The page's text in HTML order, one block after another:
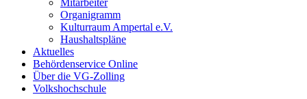
Mitarbeiter
Organigramm
Kulturraum Ampertal e.V.
Haushaltspläne
Aktuelles
Behördenservice Online
Über die VG-Zolling
Volkshochschule